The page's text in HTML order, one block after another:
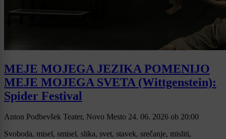
MEJE MOJEGA JEZIKA POMENIJO
MEJE MOJEGA SVETA (Wittgenstein):
Spider Festival
Anton Podbevšek Teater, Novo Mesto 24. 06. 2026 ob 20:00
Svoboda, misel, smisel, slika, svet, stavek, srečanje, misliti,